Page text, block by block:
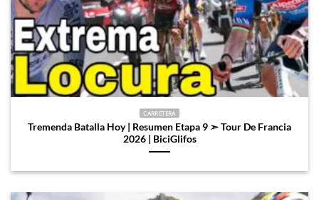
CARRETERA
Tremenda Batalla Hoy | Resumen Etapa 9 ➣ Tour De Francia
2026 | BiciGlifos